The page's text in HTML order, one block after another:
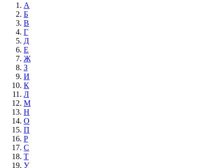
А
Б
В
Г
Д
Е
Ж
З
И
К
Л
М
Н
О
П
Р
С
Т
У